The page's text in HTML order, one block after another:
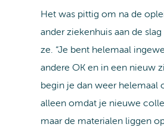
Het was pittig om na de
ander ziekenhuis aan de
ze. “Je bent helemaal
andere OK en in een nieuw
begin je dan weer helemaal
alleen omdat je nieuwe
maar de materialen liggen